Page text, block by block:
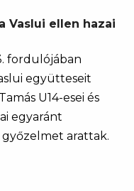
Vaslui ellen hazai
fordulójában
együtteseit
U14-esei és
egyaránt
arattak.